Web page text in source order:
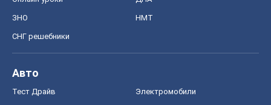
ЗНО НМТ
СНГ решебники
Авто
Тест Драйв Электромобили